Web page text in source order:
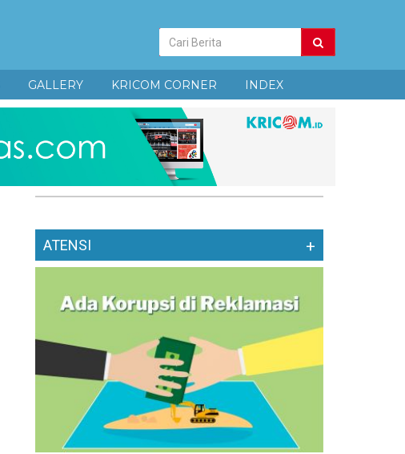
Pencarian
Berita
GALLERY KRICOM CORNER INDEX
ATENSI +